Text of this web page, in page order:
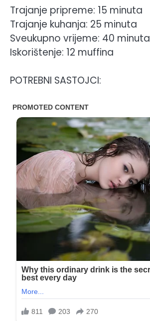
Trajanje pripreme: 15 minuta
Trajanje kuhanja: 25 minuta
Sveukupno vrijeme: 40 minuta
Iskorištenje: 12 muffina
POTREBNI SASTOJCI: